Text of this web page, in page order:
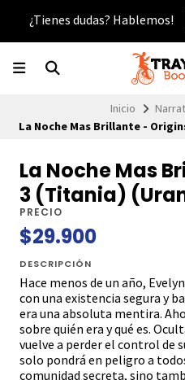
¿Tienes dudas? Hablemos!
Inicio
La Noche Mas Brillante -
La Noche Mas
3 (Titania)
PRECIO
$29.900
DESCRIPCIÓN
Hace menos de un año,
con una existencia segura y
era una absoluta mentira.
sobre quién era y qué es.
vuelve a perder el control de
solo pondrá en peligro a
comunidad secreta, sino